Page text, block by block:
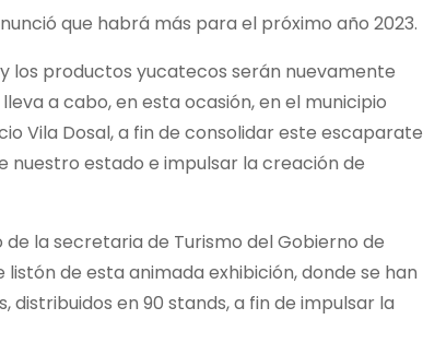
que habrá más para el próximo año 2023.
los productos yucatecos serán nuevamente
a cabo, en esta ocasión, en el municipio
Vila Dosal, a fin de consolidar este escaparate
estado e impulsar la creación de
la secretaria de Turismo del Gobierno de
de esta animada exhibición, donde se han
en 90 stands, a fin de impulsar la